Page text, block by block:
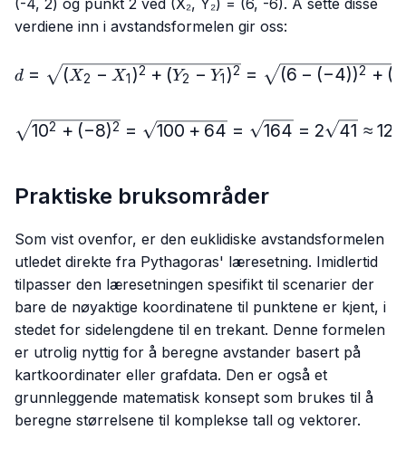
verdiene inn i avstandsformelen gir oss:
d=\sqrt{(X₂-X₁)^2+(Y₂-
d = (X2 − X1)2 + (Y2 − Y1)2 = (6 − (−4))2 + (
\sqrt{10^2+(-
102 + (−8)2 = 100 + 64 = 164 = 2 41 ≈
Praktiske bruksområder
Som vist ovenfor, er den euklidiske avstandsformelen
utledet direkte fra Pythagoras' læresetning. Imidlertid
tilpasser den læresetningen spesifikt til scenarier der
bare de nøyaktige koordinatene til punktene er kjent, i
stedet for sidelengdene til en trekant. Denne formelen
er utrolig nyttig for å beregne avstander basert på
kartkoordinater eller grafdata. Den er også et
grunnleggende matematisk konsept som brukes til å
beregne størrelsene til komplekse tall og vektorer.